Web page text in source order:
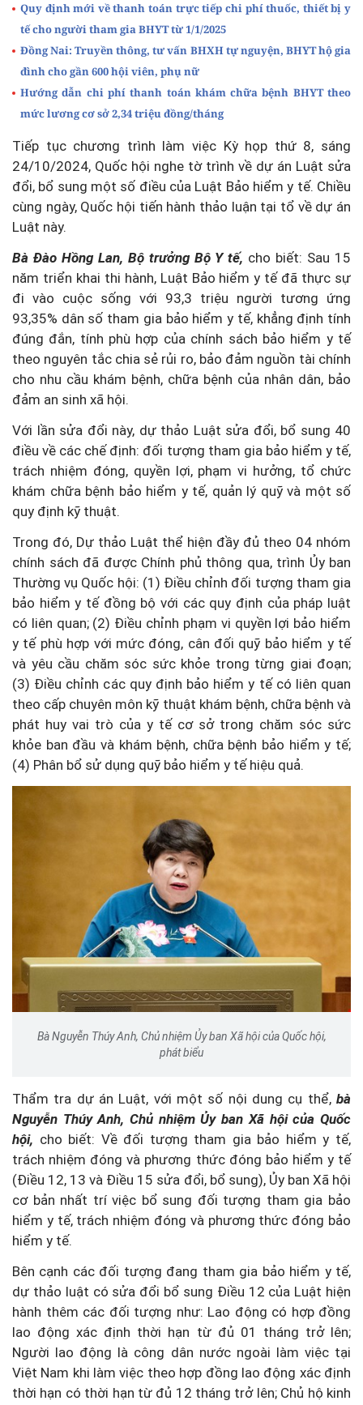
Quy định mới về thanh toán trực tiếp chi phí thuốc, thiết bị y
tế cho người tham gia BHYT từ 1/1/2025
Đồng Nai: Truyền thông, tư vấn BHXH tự nguyện, BHYT hộ gia
đình cho gần 600 hội viên, phụ nữ
Hướng dẫn chi phí thanh toán khám chữa bệnh BHYT theo
mức lương cơ sở 2,34 triệu đồng/tháng
Tiếp tục chương trình làm việc Kỳ họp thứ 8, sáng
24/10/2024, Quốc hội nghe tờ trình về dự án Luật sửa
đổi, bổ sung một số điều của Luật Bảo hiểm y tế. Chiều
cùng ngày, Quốc hội tiến hành thảo luận tại tổ về dự án
Luật này.
Bà Đào Hồng Lan, Bộ trưởng Bộ Y tế, cho biết: Sau 15
năm triển khai thi hành, Luật Bảo hiểm y tế đã thực sự
đi vào cuộc sống với 93,3 triệu người tương ứng
93,35% dân số tham gia bảo hiểm y tế, khẳng định tính
đúng đắn, tính phù hợp của chính sách bảo hiểm y tế
theo nguyên tắc chia sẻ rủi ro, bảo đảm nguồn tài chính
cho nhu cầu khám bệnh, chữa bệnh của nhân dân, bảo
đảm an sinh xã hội.
Với lần sửa đổi này, dự thảo Luật sửa đổi, bổ sung 40
điều về các chế định: đối tượng tham gia bảo hiểm y tế,
trách nhiệm đóng, quyền lợi, phạm vi hưởng, tổ chức
khám chữa bệnh bảo hiểm y tế, quản lý quỹ và một số
quy định kỹ thuật.
Trong đó, Dự thảo Luật thể hiện đầy đủ theo 04 nhóm
chính sách đã được Chính phủ thông qua, trình Ủy ban
Thường vụ Quốc hội: (1) Điều chỉnh đối tượng tham gia
bảo hiểm y tế đồng bộ với các quy định của pháp luật
có liên quan; (2) Điều chỉnh phạm vi quyền lợi bảo hiểm
y tế phù hợp với mức đóng, cân đối quỹ bảo hiểm y tế
và yêu cầu chăm sóc sức khỏe trong từng giai đoạn;
(3) Điều chỉnh các quy định bảo hiểm y tế có liên quan
theo cấp chuyên môn kỹ thuật khám bệnh, chữa bệnh và
phát huy vai trò của y tế cơ sở trong chăm sóc sức
khỏe ban đầu và khám bệnh, chữa bệnh bảo hiểm y tế;
(4) Phân bổ sử dụng quỹ bảo hiểm y tế hiệu quả.
Bà Nguyễn Thúy Anh, Chủ nhiệm Ủy ban Xã hội của Quốc hội,
phát biểu
Thẩm tra dự án Luật, với một số nội dung cụ thể, bà
Nguyễn Thúy Anh, Chủ nhiệm Ủy ban Xã hội của Quốc
hội, cho biết: Về đối tượng tham gia bảo hiểm y tế,
trách nhiệm đóng và phương thức đóng bảo hiểm y tế
(Điều 12, 13 và Điều 15 sửa đổi, bổ sung), Ủy ban Xã hội
cơ bản nhất trí việc bổ sung đối tượng tham gia bảo
hiểm y tế, trách nhiệm đóng và phương thức đóng bảo
hiểm y tế.
Bên cạnh các đối tượng đang tham gia bảo hiểm y tế,
dự thảo luật có sửa đổi bổ sung Điều 12 của Luật hiện
hành thêm các đối tượng như: Lao động có hợp đồng
lao động xác định thời hạn từ đủ 01 tháng trở lên;
Người lao động là công dân nước ngoài làm việc tại
Việt Nam khi làm việc theo hợp đồng lao động xác định
thời hạn có thời hạn từ đủ 12 tháng trở lên; Chủ hộ kinh